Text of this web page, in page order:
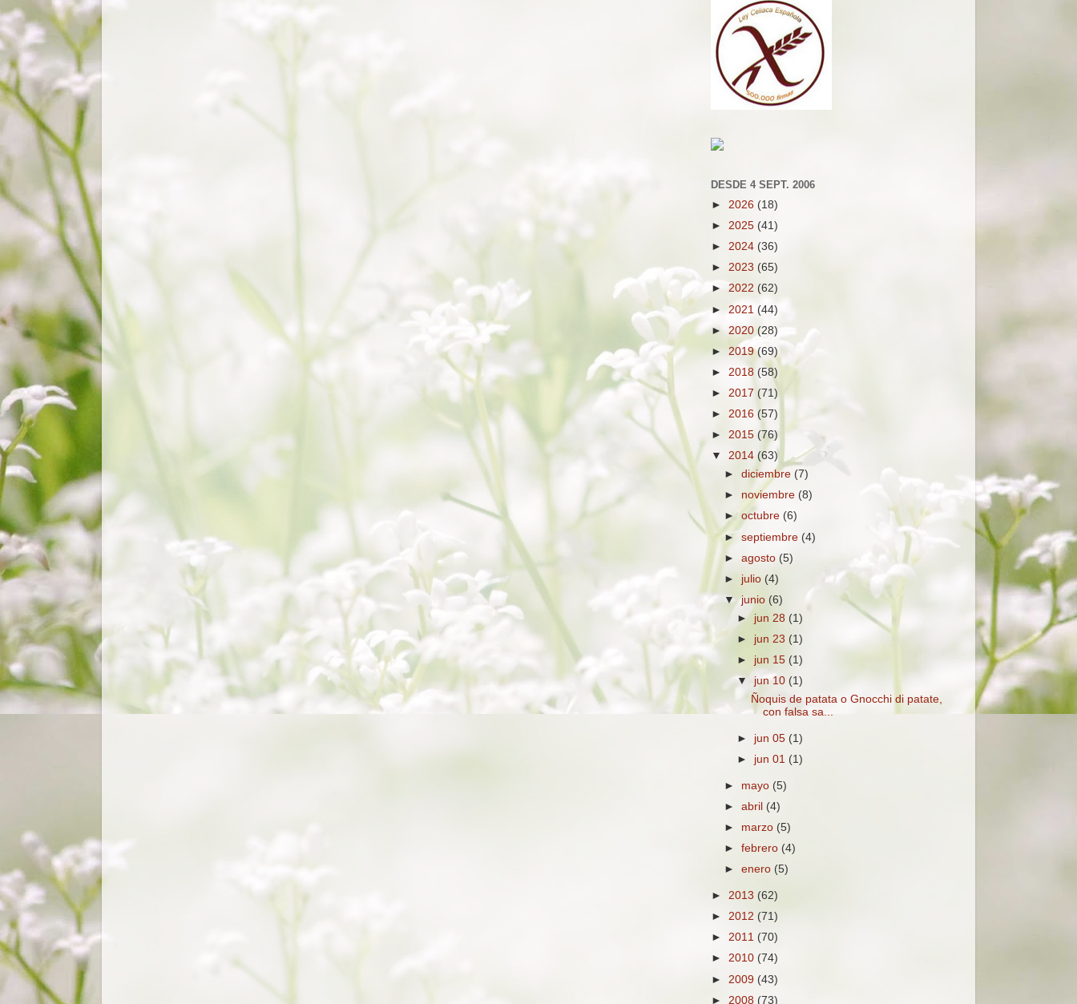
DESDE 4 SEPT. 2006
► 2026 (18)
► 2025 (41)
► 2024 (36)
► 2023 (65)
► 2022 (62)
► 2021 (44)
► 2020 (28)
► 2019(69)
► 2018 (58)
► 2017 (71)
► 2016 (57)
► 2015 (76)
▼ 2014 (63)
►diciembre (7)
► noviembre (8)
►octubre (6)
►septiembre (4)
►agosto(5)
► julio(4)
▼junio (6)
► jun 28 (1)
► jun 23 (1)
► jun 15 (1)
▼ jun 10 (1)
Ñoquis de patata o Gnocchi di patate,
con falsa sa...
► jun 05 (1)
► jun 01 (1)
► mayo (5)
►abril (4)
► marzo (5)
►febrero (4)
►enero (5)
► 2013 (62)
► 2012 (71)
► 2011 (70)
► 2010 (74)
► 2009 (43)
► 2008 (73)